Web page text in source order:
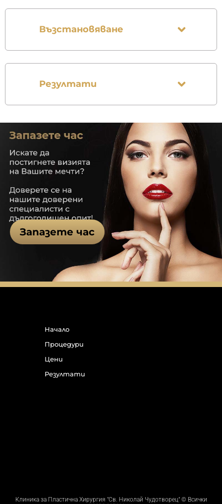
Възстановяване
Резултати
Запазете час
Начало
Процедури
Цени
Резултати
Клиника за Пластична Хирургия "Св. Николай Чудотворец" © Всички